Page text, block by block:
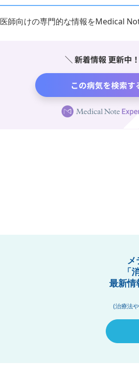
医師向けの専門的な情報をMedical
メ
「
最新情
(治療法